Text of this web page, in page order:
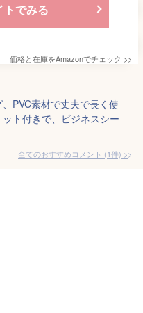
トでみる
価格と在庫をAmazonでチェック >>
PVC素材で丈夫で長く使
ト付きで、ビジネスシー
全てのおすすめコメント (1件) >